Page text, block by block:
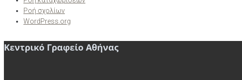
Ροή σχολίων
WordPress.org
Κεντρικό Γραφείο Αθήνας